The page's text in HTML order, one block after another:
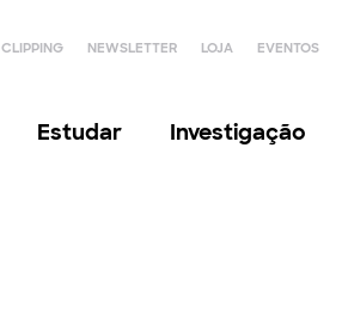
CLIPPING NEWSLETTER LOJA EVENTOS
Estudar Investigação